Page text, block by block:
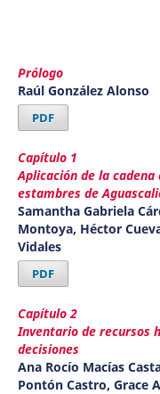
Prólogo
Raúl González Alonso
PDF
Capítulo 1
Aplicación de la
estambres de
Samantha Gabriela
Montoya, Héctor
Vidales
PDF
Capítulo 2
Inventario de recursos
decisiones
Ana Rocío Macías
Pontón Castro, Grace